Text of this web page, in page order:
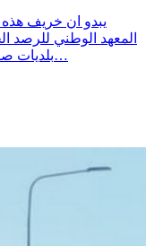
يبدو ان خريف
المعهد الوطني للرصد
بلديات صفاقس الى الاسراع في القيام بعمليّة تنظيف…